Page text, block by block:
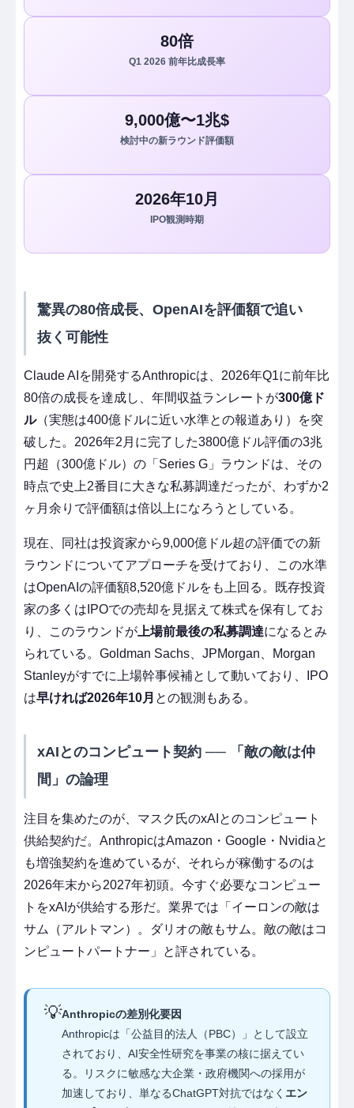
80倍
Q1 2026 前年比成長率
9,000億〜1兆$
検討中の新ラウンド評価額
2026年10月
IPO観測時期
驚異の80倍成長、OpenAIを評価額で追い
抜く可能性
Claude AIを開発するAnthropicは、2026年Q1に前年比
80倍の成長を達成し、年間収益ランレートが300億ド
ル（実態は400億ドルに近い水準との報道あり）を突
破した。2026年2月に完了した3800億ドル評価の3兆
円超（300億ドル）の「Series G」ラウンドは、その
時点で史上2番目に大きな私募調達だったが、わずか2
ヶ月余りで評価額は倍以上になろうとしている。
現在、同社は投資家から9,000億ドル超の評価での新
ラウンドについてアプローチを受けており、この水準
はOpenAIの評価額8,520億ドルをも上回る。既存投資
家の多くはIPOでの売却を見据えて株式を保有してお
り、このラウンドが 上場前最後の私募調達になるとみ
られている。Goldman Sachs、JPMorgan、Morgan
Stanleyがすでに上場幹事候補として動いており、IPO
は早ければ2026年10月 との観測もある。
xAIとのコンピュート契約 ── 「敵の敵は仲
間」の論理
注目を集めたのが、マスク氏のxAIとのコンピュート
供給契約だ。AnthropicはAmazon・Google・Nvidiaと
も増強契約を進めているが、それらが稼働するのは
2026年末から2027年初頭。今すぐ必要なコンピュー
トをxAIが供給する形だ。業界では「イーロンの敵は
サム（アルトマン）。ダリオの敵もサム。敵の敵はコ
ンピュートパートナー」と評されている。
💡Anthropicの差別化要因
Anthropicは「公益目的法人（PBC）」として設立
されており、AI安全性研究を事業の核に据えてい
る。リスクに敏感な大企業・政府機関への採用が
加速しており、単なるChatGPT対抗ではなく エン